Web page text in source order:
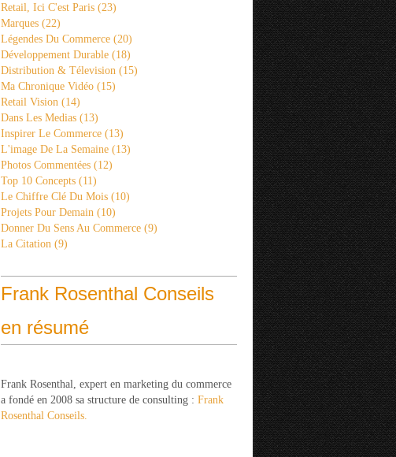
Retail, Ici C'est Paris (23)
Marques (22)
Légendes Du Commerce (20)
Développement Durable (18)
Distribution & Télevision (15)
Ma Chronique Vidéo (15)
Retail Vision (14)
Dans Les Medias (13)
Inspirer Le Commerce (13)
L'image De La Semaine (13)
Photos Commentées (12)
Top 10 Concepts (11)
Le Chiffre Clé Du Mois (10)
Projets Pour Demain (10)
Donner Du Sens Au Commerce (9)
La Citation (9)
Frank Rosenthal Conseils
en résumé
Frank Rosenthal, expert en marketing du commerce
a fondé en 2008 sa structure de consulting : Frank
Rosenthal Conseils.